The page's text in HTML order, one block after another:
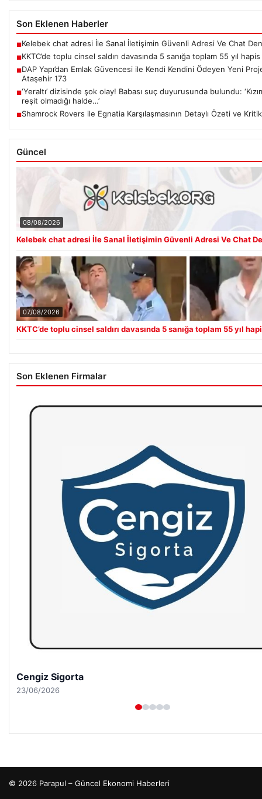
Son Eklenen Haberler
■Kelebek chat adresi İle Sanal İletişimin Güvenli Adresi Ve Chat
■KKTC’de toplu cinsel saldırı davasında 5 sanığa toplam 55 yıl hapis
■DAP Yapı’dan Emlak Güvencesi ile Kendi Kendini Ödeyen Yeni
Ataşehir 173
■‘Yeraltı’ dizisinde şok olay! Babası suç duyurusunda bulundu:
reşit olmadığı halde…’
■Shamrock Rovers ile Egnatia Karşılaşmasının Detaylı Özeti ve
Güncel
08/08/2026
Kelebek chat adresi İle Sanal İletişimin Güvenli Adresi Ve Chat
07/08/2026
KKTC’de toplu cinsel saldırı davasında 5 sanığa toplam 55 yıl
Son Eklenen Firmalar
Hastaş Beton
26/05/2026
© 2026 Parapul – Güncel Ekonomi Haberleri